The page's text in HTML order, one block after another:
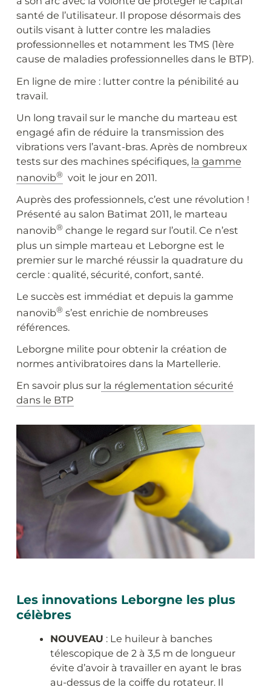
santé de l’utilisateur. Il propose désormais des
outils visant à lutter contre les maladies
professionnelles et notamment les TMS (1ère
cause de maladies professionnelles dans le BTP).
En ligne de mire : lutter contre la pénibilité au
travail.
Un long travail sur le manche du marteau est
engagé afin de réduire la transmission des
vibrations vers l’avant-bras. Après de nombreux
tests sur des machines spécifiques, la gamme
nanovib®voit le jour en 2011.
Auprès des professionnels, c’est une révolution !
Présenté au salon Batimat 2011, le marteau
nanovib®change le regard sur l’outil. Ce n’est
plus un simple marteau et Leborgne est le
premier sur le marché réussir la quadrature du
cercle : qualité, sécurité, confort, santé.
Le succès est immédiat et depuis la gamme
nanovib®s’est enrichie de nombreuses
références.
Leborgne milite pour obtenir la création de
normes antivibratoires dans la Martellerie.
En savoir plus surla réglementation sécurité
dans le BTP
Les innovations Leborgne les plus
célèbres
NOUVEAU : Le huileur à banches
télescopique de 2 à 3,5 m de longueur
évite d’avoir à travailler en ayant le bras
au-dessus de la coiffe du rotateur. Il